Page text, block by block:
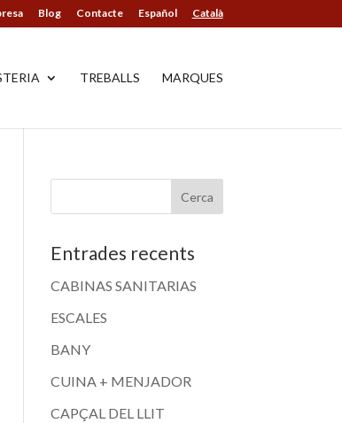
Blog Contacte Español Català
TREBALLS MARQUES
Entrades recents
CABINAS SANITARIAS
ESCALES
BANY
CUINA + MENJADOR
CAPÇAL DEL LLIT